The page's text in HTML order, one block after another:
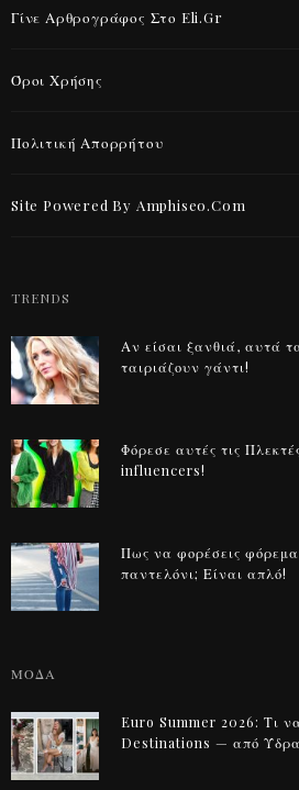
Γίνε Αρθρογράφος Στο Eli.gr
Όροι Χρήσης
Πολιτική Απορρήτου
Site Powered By Amphiseo.com
TRENDS
Αν είσαι ξανθιά, αυτά
ταιριάζουν γάντι!
Φόρεσε αυτές τις
influencers!
Πως να φορέσεις
παντελόνι; Είναι απλό!
ΜΟΔΑ
Euro Summer 2026: Τι
Destinations — από Ύδρα